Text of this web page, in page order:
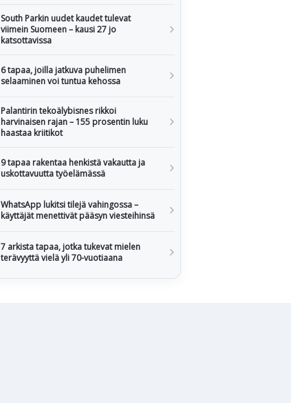
South Parkin uudet kaudet tulevat
viimein Suomeen – kausi 27 jo
katsottavissa
6 tapaa, joilla jatkuva puhelimen
selaaminen voi tuntua kehossa
Palantirin tekoälybisnes rikkoi
harvinaisen rajan – 155 prosentin luku
haastaa kriitikot
9 tapaa rakentaa henkistä vakautta ja
uskottavuutta työelämässä
WhatsApp lukitsi tilejä vahingossa –
käyttäjät menettivät pääsyn viesteihinsä
7 arkista tapaa, jotka tukevat mielen
terävyyttä vielä yli 70-vuotiaana